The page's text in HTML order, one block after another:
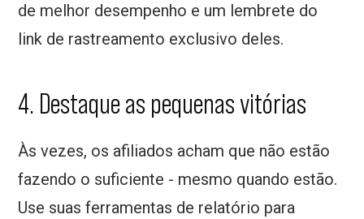
de melhor desempenho e um lembrete do
link de rastreamento exclusivo deles.
4. Destaque as pequenas vitórias
Às vezes, os afiliados acham que não estão
fazendo o suficiente - mesmo quando estão.
Use suas ferramentas de relatório para